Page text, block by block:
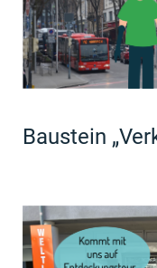
Baustein